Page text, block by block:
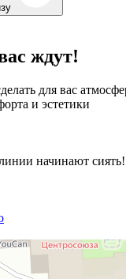
ждут!
для вас
и эстетики
начинают сиять!